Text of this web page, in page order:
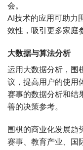
会。
AI技术的应用可助力
效性，吸引更多家庭
大数据与算法分析
运用大数据分析，围
议，提高用户的使用
赛事的数据分析和结
善的决策参考。
围棋的商业化发展趋
赛事、教育产业、国